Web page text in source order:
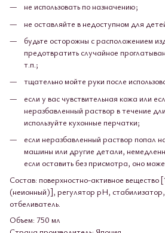
не использовать по назначению;
не оставляйте в недоступном для
будьте осторожны с расположением
предотвратить случайное
т.п.;
тщательно мойте руки после
если у вас чувствительная кожа или
неразбавленный раствор в течение
используйте кухонные перчатки;
если неразбавленный раствор попал
машины или другие детали,
если оставить без присмотра, оно
Состав: поверхностно-активное вещество
(неионный)], регулятор pH,
отбеливатель.
Объем: 750 мл